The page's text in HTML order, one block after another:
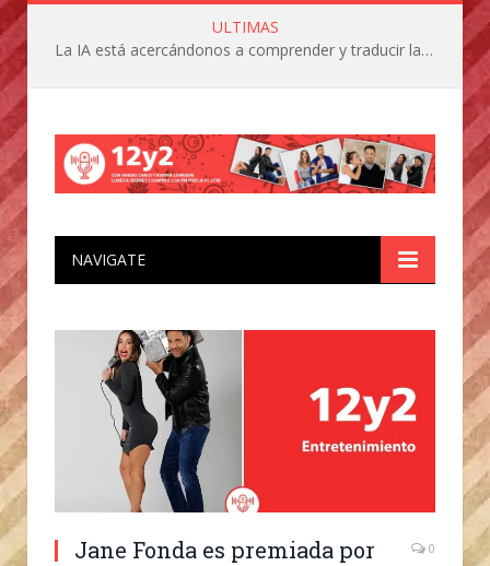
ULTIMAS
La IA está acercándonos a comprender y traducir las vocalizaciones y comportamientos de nuestras mascotas
NAVIGATE
Jane Fonda es premiada por
0